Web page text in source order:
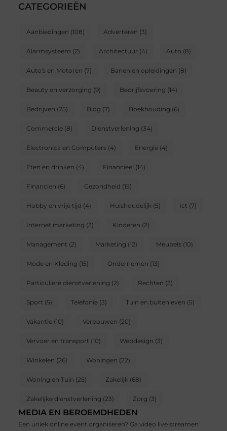
CATEGORIEËN
Aanbiedingen (108) Adverteren (3)
Alarmsysteem (2) Architectuur (4) Auto (8)
Auto's en Motoren (7) Banen en opleidingen (8)
Beauty en verzorging (9) Bedrijfsvoering (14)
Bedrijven (75) Blog (7) Boekhouding (6)
Commercie(8) Dienstverlening (34)
Electronica en Computers(4) Energie(4)
Eten en drinken (4) Financieel (14)
Financien (6) Gezondheid (15)
Hobby en vrije tijd (4) Huishoudelijk (5) Ict (7)
Internet marketing (3) Kinderen (2)
Management (2) Marketing (12) Meubels(10)
Mode en Kleding (15) Ondernemen (13)
Particuliere dienstverlening (2) Rechten (3)
Sport (5) Telefonie(3) Tuin en buitenleven (5)
Vakantie(10) Verbouwen (20)
Vervoer en transport (10) Webdesign (3)
Winkelen (26) Woningen (22)
Woning en Tuin (25) Zakelijk (68)
Zakelijke dienstverlening (23) Zorg (3)
MEDIA EN BEROEMDHEDEN
Een uniek online event organiseren? Ga video live streamen